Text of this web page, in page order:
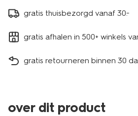
gratis thuisbezorgd vanaf 30.-
gratis afhalen in 500+ winkels
gratis retourneren binnen 30
over dit product